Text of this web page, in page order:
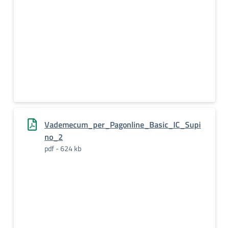
Vademecum_per_Pagonline_Basic_IC_Supi
no_2
pdf - 624 kb